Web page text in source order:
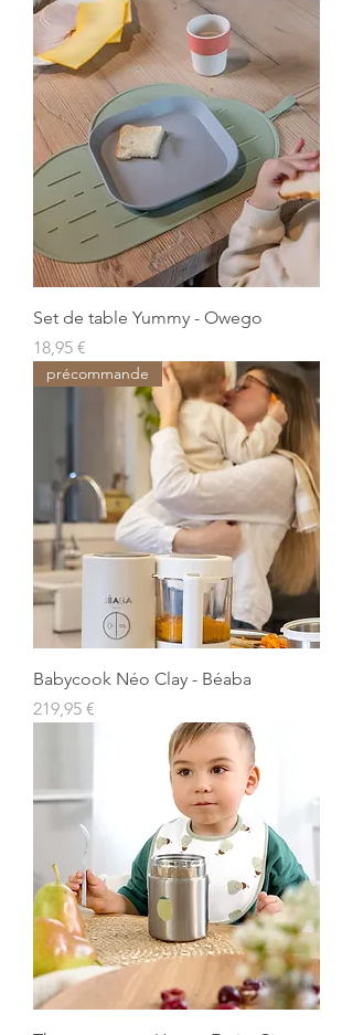
Set de table Yummy - Owego
Prix
18,95 €
précommande
Babycook Néo Clay - Béaba
Prix
219,95 €